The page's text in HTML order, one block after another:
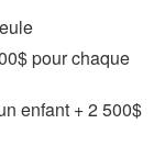
pour chaque
enfant + 2 500$